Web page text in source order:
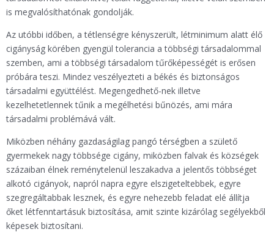
is megvalósíthatónak gondolják.
Az utóbbi időben, a tétlenségre kényszerült, létminimum alatt élő
cigányság körében gyengül tolerancia a többségi társadalommal
szemben, ami a többségi társadalom tűrőképességét is erősen
próbára teszi. Mindez veszélyezteti a békés és biztonságos
társadalmi együttélést. Megengedhető-nek illetve
kezelhetetlennek tűnik a megélhetési bűnözés, ami mára
társadalmi problémává vált.
Miközben néhány gazdaságilag pangó térségben a születő
gyermekek nagy többsége cigány, miközben falvak és községek
százaiban élnek reménytelenül leszakadva a jelentős többséget
alkotó cigányok, napról napra egyre elszigeteltebbek, egyre
szegregáltabbak lesznek, és egyre nehezebb feladat elé állítja
őket létfenntartásuk biztosítása, amit szinte kizárólag segélyekből
képesek biztosítani.